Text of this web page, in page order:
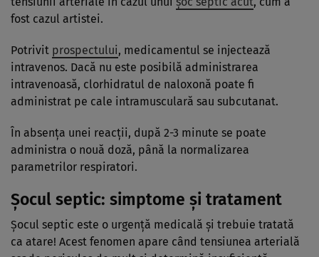
fost cazul artistei.
Potrivit prospectului, medicamentul se injectează
intravenos. Dacă nu este posibilă administrarea
intravenoasă, clorhidratul de naloxonă poate fi
administrat pe cale intramusculară sau subcutanat.
În absența unei reacții, după 2-3 minute se poate
administra o nouă doză, până la normalizarea
parametrilor respiratori.
Șocul septic: simptome și tratament
Șocul septic este o urgență medicală și trebuie tratată
ca atare! Acest fenomen apare când tensiunea arterială